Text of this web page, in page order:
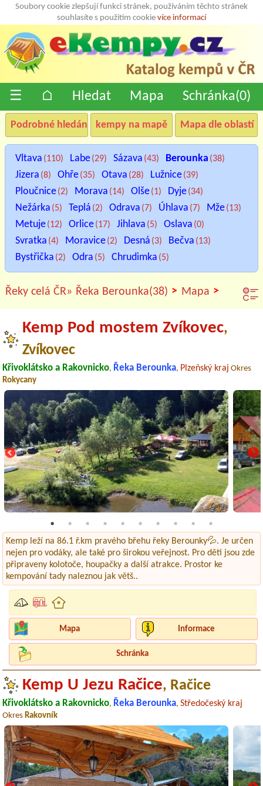
Soubory cookie zlepšují funkci stránek, používáním těchto stránek
souhlasíte s použitím cookie více informací
☰ ⌂ Hledat Mapa Schránka(0)
Podrobné hledání kempy na mapě Mapa dle oblastí
Vltava (110) Labe(29) Sázava (43) Berounka (38)
Jizera (8) Ohře(35) Otava (28) Lužnice(39)
Ploučnice(2) Morava (14) Olše(1) Dyje(34)
Nežárka (5) Teplá (2) Odrava (7) Úhlava (7) Mže(13)
Metuje(12) Orlice(17) Jihlava (5) Oslava (0)
Svratka (4) Moravice(2) Desná (3) Bečva (13)
Bystřička (2) Odra (5) Chrudimka (5)
Řeky celá ČR» Řeka Berounka(38) > Mapa >
Kemp Pod mostem Zvíkovec,
Zvíkovec
Křivoklátsko a Rakovnicko, Řeka Berounka, Plzeňský kraj Okres
Rokycany
Kemp leží na 86.1 ř.km pravého břehu řeky Berounky💦. Je určen
nejen pro vodáky, ale také pro širokou veřejnost. Pro děti jsou zde
připraveny kolotoče, houpačky a další atrakce. Prostor ke
kempování tady naleznou jak větš..
Mapa Informace
Schránka
Kemp U Jezu Račice, Račice
Křivoklátsko a Rakovnicko, Řeka Berounka,Středočeský kraj
OkresRakovník